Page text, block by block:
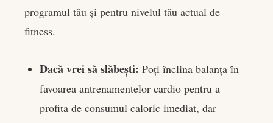
programul tău și pentru nivelul tău actual de
fitness.
Dacă vrei să slăbești: Poți înclina balanța în
favoarea antrenamentelor cardio pentru a
profita de consumul caloric imediat, dar